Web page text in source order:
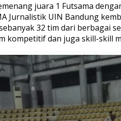
juara 1 Futsama
Jurnalistik UIN Bandung
32 tim dari berbagai
kompetitif dan juga skill-skill